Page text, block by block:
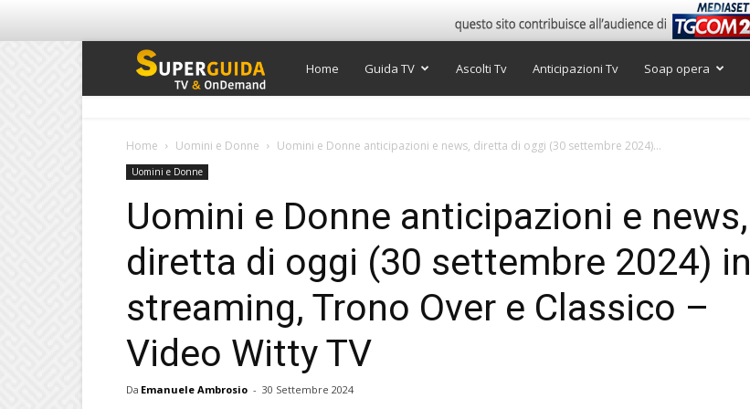
Super
Home Guida TV Ascolti Tv Anticipazioni Tv Soap opera
Home Uomini e Donne Uomini e Donne anticipazioni e news, diretta di oggi (30 settembre 2024)...
Uomini e Donne
Uomini e Donne anticipazioni e news,
diretta di oggi (30 settembre 2024) in
streaming, Trono Over e Classico –
Video Witty TV
Da Emanuele Ambrosio - 30 Settembre 2024